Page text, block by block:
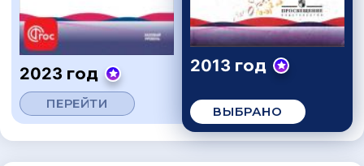
2023 год
ПЕРЕЙТИ
2013 год
ВЫБРАНО